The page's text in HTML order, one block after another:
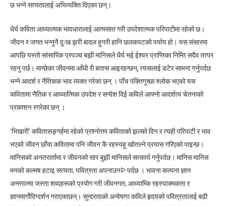
छ भन्ने सत्यतालाई अभिव्यक्ति दिएका छन्।
धैर्य कविता आध्यात्मक भावधारालाई आत्मसात गरी उपदेशात्मक परिपाटीमा रहेको छ।
जीवन र जगत भन्नुनै दुःख झरी बादल हुनरी हानि छलकपटको पर्याय हो। यस संसारमा
आपछि यस्तो सांसारिक प्रपञ्च बझी मानिसले धैर्य भई ईश्वर प्राप्तिका निम्ति सदैव तत्पर
रहनु पर्छ। मान्छेका जीवनमा आँधी री बतास आइरहन्छन्, त्यसलाई डटेर सामना गर्नुपर्दछ
भन्ने आदर्श र नैतिकक भाव व्यक्त गरेका छन् । पाँच पंक्तिगुच्छा श्लोक भएको यस
कवितामा नैतिक र आध्यात्मिक उपदेश र सन्देश दिई कविले आफ्नो आदर्शत्व चेतनाको
प्रकाशन रगरेका छन् ।
‘भिखारी’ कवितासङ्गर्हमा रहेको प्रश्नोत्तर कविताको झल्को दिन र त्यही परिपाटी र भाव
भएको जीवन छाँया कवितामा पनि जीवन कै रहस्यहू खोतल्ने प्रयास गरिएको पाइन्छ।
मानिसको अनतरार्तामा र जीवनको सार बुझी मानिसले सत्कार्य गर्नुपर्दछ। मानिस मानिस
मनको कल्मष हटाइ सत्यता, पवित्रता अपनाउनÞ पर्दछ । भावना कल्पना ज्ञान
अन्तरात्मा जस्ता शब्दहरूको प्रयोग गरी जीवनगत, आध्याम्कि रहस्याक्मकता र
ज्ञानमार्गोदिग्दर्शन गराएकाछन्। सुन्दरताको अन्वेषणा कविले हृदयको पवित्रतालाई बढी